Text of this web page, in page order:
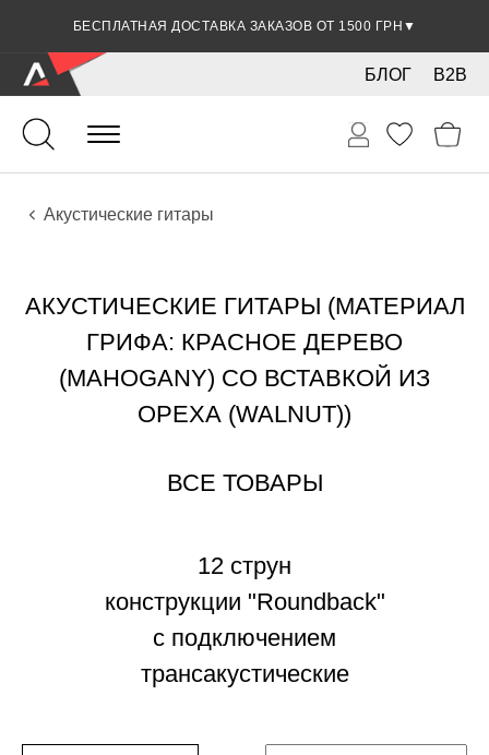
БЕСПЛАТНАЯ ДОСТАВКА ЗАКАЗОВ ОТ 1500 ГРН ▼
B2B
БЛОГ
Гитары
Акустические инструменты
Инструменты
Акустические гитары
АКУСТИЧЕСКИЕ ГИТАРЫ (МАТЕРИАЛ
ГРИФА: КРАСНОЕ ДЕРЕВО
(MAHOGANY) СО ВСТАВКОЙ ИЗ
ОРЕХА (WALNUT))
ВСЕ ТОВАРЫ
12 струн
конструкции "Roundback"
с подключением
трансакустические